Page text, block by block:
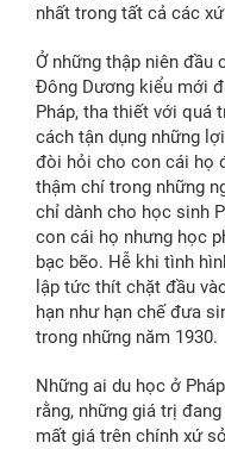
nhất trong tất cả các
Ở những thập niên đầu
Đông Dương kiểu mới
Pháp, tha thiết với quá
cách tận dụng những
đòi hỏi cho con cái họ
thậm chí trong những
chỉ dành cho học sinh
con cái họ nhưng học
bạc bẽo. Hễ khi tình
lập tức thít chặt đầu
hạn như hạn chế đưa
trong những năm 1930.
Những ai du học ở
rằng, những giá trị
mất giá trên chính xứ